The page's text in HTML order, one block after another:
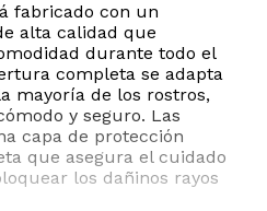
fabricado con un
alta calidad que
durante todo el
completa se adapta
mayoría de los rostros,
y seguro. Las
capa de protección
que asegura el cuidado
los dañinos rayos